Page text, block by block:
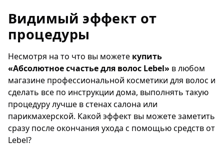
Видимый эффект от
процедуры
Несмотря на то что вы можете купить
«Абсолютное счастье для волос Lebel» в любом
магазине профессиональной косметики для волос и
сделать все по инструкции дома, выполнять такую
процедуру лучше в стенах салона или
парикмахерской. Какой эффект вы можете заметить
сразу после окончания ухода с помощью средств от
Lebel?